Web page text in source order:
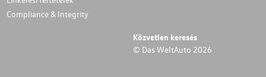
Compliance & Integrity
Közvetlen keresés
© Das WeltAuto 2026